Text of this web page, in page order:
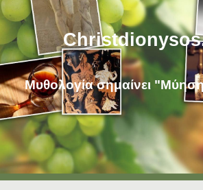
Μυθολογία σημαίνει "Μύηση